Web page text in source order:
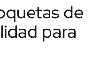
de
para